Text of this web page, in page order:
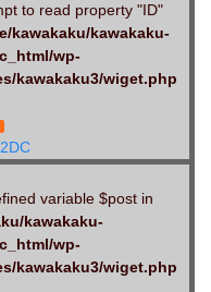
to read property "ID"
kawakaku/kawakaku-
wp-
kawakaku3/wiget.php
variable $post in
kawakaku-
wp-
kawakaku3/wiget.php